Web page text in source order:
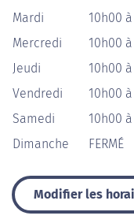
Mardi
10h00
Mercredi
10h00
Jeudi
10h00
Vendredi
10h00
Samedi
10h00
Dimanche
FERMÉ
Modifier les